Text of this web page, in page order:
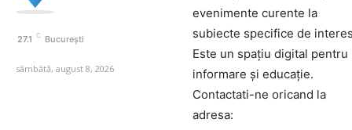
27.1 C București
sâmbătă, august 8, 2026
evenimente curente la
subiecte specifice de
Este un spațiu digital pentru
informare și educație.
Contactati-ne oricand la
adresa: